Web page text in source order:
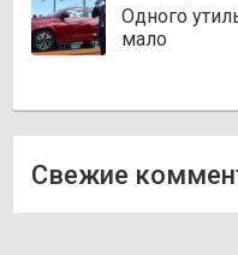
Одного
мало
Свежие